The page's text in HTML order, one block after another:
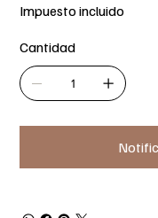
Impuesto incluido
Cantidad